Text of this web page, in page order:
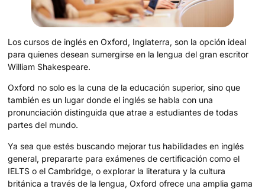
Los cursos de inglés en Oxford, Inglaterra, son la opción ideal
para quienes desean sumergirse en la lengua del gran escritor
William Shakespeare.
Oxford no solo es la cuna de la educación superior, sino que
también es un lugar donde el inglés se habla con una
pronunciación distinguida que atrae a estudiantes de todas
partes del mundo.
Ya sea que estés buscando mejorar tus habilidades en inglés
general, prepararte para exámenes de certificación como el
IELTS o el Cambridge, o explorar la literatura y la cultura
británica a través de la lengua, Oxford ofrece una amplia gama